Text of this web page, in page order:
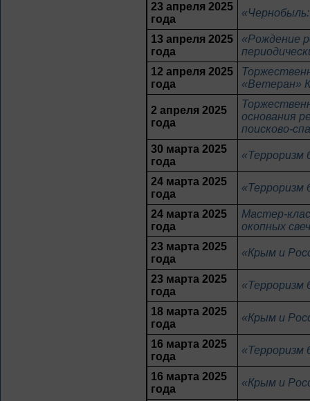
23 апреля 2025
года
13 апреля 2025
года
«Рождение
12 апреля 2025
года
«Ветеран»
2 апреля 2025
года
основания
поисково-
30 марта 2025
года
«Терроризм
24 марта 2025
года
«Терроризм
24 марта 2025
года
Мастер-
окопных
23 марта 2025
года
«Крым и
23 марта 2025
года
«Терроризм
18 марта 2025
года
«Крым и
16 марта 2025
года
«Терроризм
16 марта 2025
года
«Крым и